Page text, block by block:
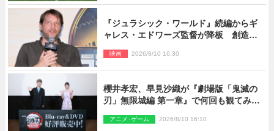
『ジュラシック・ワールド』続編からギ
ャレス・エドワーズ監督が降板 創造性
映画 2026/8/10 16:30
櫻井孝宏、早見沙織が『劇場版「鬼滅の
刃」無限城編 第一章』で何回も観てみた
アニメ･ゲーム 2026/8/10 16:10